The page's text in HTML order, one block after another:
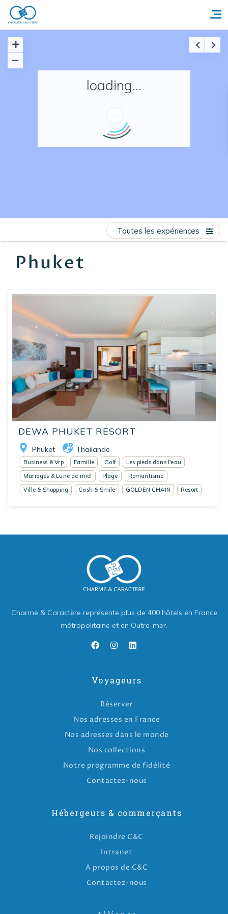
Accueil
Nos adresses en France
loading...
Phuket
Toutes les expériences
DEWA PHUKET RESORT
Phuket Thaïlande
Business & Vrp Famille Golf
Les pieds dans l'eau
Mariages & Lune de miel
Plage
Romantisme
Ville & Shopping
Cash & Smile GOLDEN CHAIN Resort
Charme & Caractère représente plus de 400 hôtels en France
métropolitaine et en Outre-mer.
Voyageurs
Réserver
Nos adresses en France
Nos adresses dans le monde
Nos collections
Notre programme de fidélité
Contactez-nous
Hébergeurs & commerçants
Rejoindre C&C
Intranet
A propos de C&C
Contactez-nous